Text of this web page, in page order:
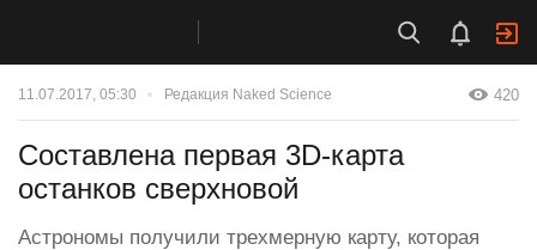
11.07.2017, 05:30 Редакция Naked Science 420
Составлена первая 3D-карта
останков сверхновой
Астрономы получили трехмерную карту, которая